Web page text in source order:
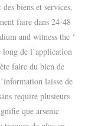
biens et services,
faire dans 24-48
and witness the ‘
long de l’application
faire du bien de
laisse de
require plusieurs
que arsenic